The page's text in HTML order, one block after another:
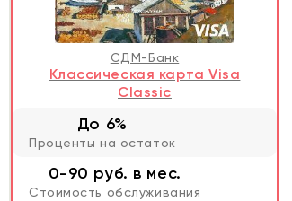
СДМ-Банк
Классическая карта Visa
Classic
До 6%
Проценты на остаток
0-90 руб. в мес.
Стоимость обслуживания